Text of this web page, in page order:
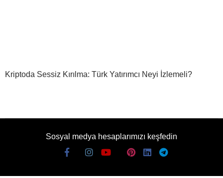
Kriptoda Sessiz Kırılma: Türk Yatırımcı Neyi İzlemeli?
Sosyal medya hesaplarımızı keşfedin